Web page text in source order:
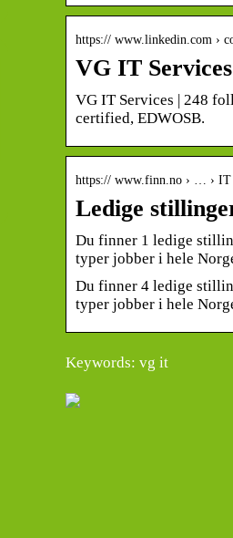
https:// www.linkedin.com ›
VG IT
VG IT Services | 248
certified, EDWOSB.
https:// www.finn.no › … ›
Ledige
Du finner 1 ledige
typer jobber i hele
Du finner 4 ledige
typer jobber i hele
Keywords: vg it